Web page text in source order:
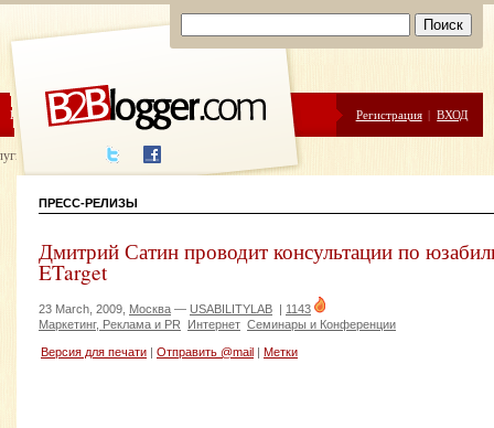
ЦЕНЫ ПОМОЩЬ Регистрация | ВХОД
написания
ПРЕСС-РЕЛИЗЫ
Дмитрий Сатин проводит консультации по
ETarget
23 March, 2009, Москва — USABILITYLAB | 1143
Маркетинг, Реклама и PR
Интернет Семинары и Конференции
Версия для печати Отправить @mail Метки